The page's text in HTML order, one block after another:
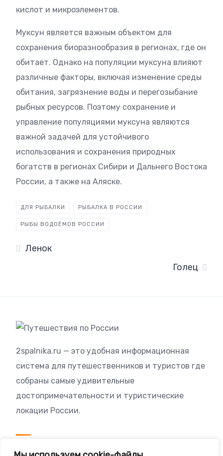
кислот и микроэлементов.
Муксун является важным объектом для
сохранения биоразнообразия в регионах, где он
обитает. Однако на популяции муксуна влияют
различные факторы, включая изменение среды
обитания, загрязнение воды и перегозыбание
рыбных ресурсов. Поэтому сохранение и
управление популяциями муксуна являются
важной задачей для устойчивого
использования и сохранения природных
богатств в регионах Сибири и Дальнего Востока
России, а также на Аляске.
ДЛЯ РЫБАЛКИ РЫБАЛКА В РОССИИ
РЫБЫ ВОДОЁМОВ РОССИИ
Ленок
Голец
2spalnika.ru — это удобная информационная
система для путешественников и туристов где
собраны самые удивительные
достопримечательности и туристические
локации России.